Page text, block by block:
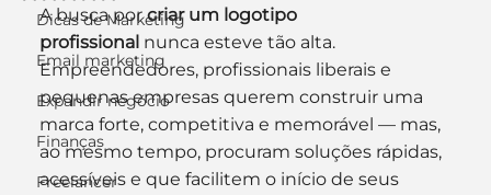
Dicas de Marketing
Email marketing
Expandir negócio
Finanças
Freelancer
A busca por criar um logotipo
profissional nunca esteve tão alta.
Empreendedores, profissionais liberais e
pequenas empresas querem construir uma
marca forte, competitiva e memorável — mas,
ao mesmo tempo, procuram soluções rápidas,
acessíveis e que facilitem o início de seus